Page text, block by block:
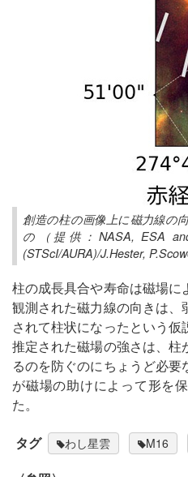
創造の柱の画像上に磁力線の
の（提供：NASA, ESA
(STScI/AURA)/J.Hester,
柱の成長具合や寿命は磁場に
観測された磁力線の向きは
されて柱状になったという仮
推定された磁場の強さは、
るのを防ぐのにちょうど必要
が磁場の助けによって形を
た。
タグ わし星雲 M16